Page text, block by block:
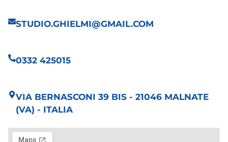
STUDIO.GHIELMI@GMAIL.COM
0332 425015
VIA BERNASCONI 39 BIS - 21046 MALNATE
(VA) - ITALIA